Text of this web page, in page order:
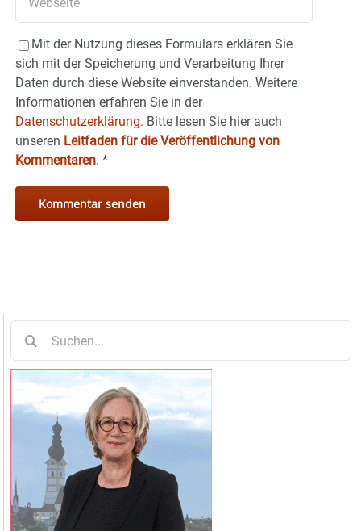
Mit der Nutzung dieses Formulars erklären Sie
sich mit der Speicherung und Verarbeitung Ihrer
Daten durch diese Website einverstanden. Weitere
Informationen erfahren Sie in der
Datenschutzerklärung. Bitte lesen Sie hier auch
unseren Leitfaden für die Veröffentlichung von
Kommentaren. *
nach: